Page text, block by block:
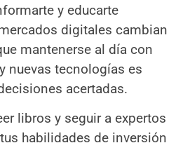
y educarte
digitales cambian
mantenerse al día con
nuevas tecnologías es
acertadas.
libros y seguir a expertos
habilidades de inversión